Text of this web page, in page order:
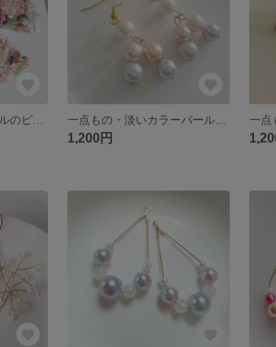
リボンとコットンパールのピアス/樹脂ピアス/ノンホールピアス/イヤリング 一点もの・淡いカラーパールのピアス/樹脂ピアス/ノンホールピアス/イヤリング
1,200円